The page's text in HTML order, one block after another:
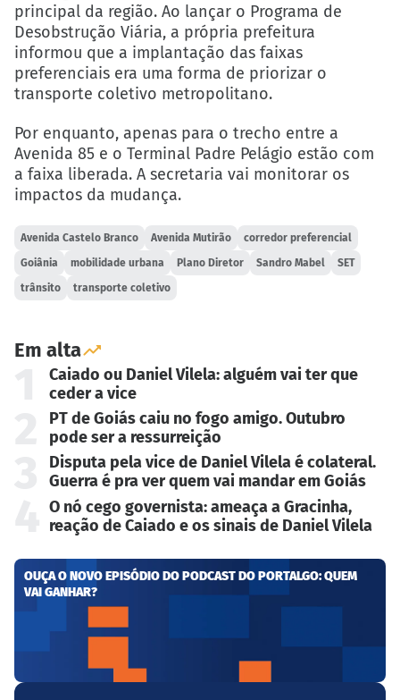
principal da região. Ao lançar o Programa de
Desobstrução Viária, a própria prefeitura
informou que a implantação das faixas
preferenciais era uma forma de priorizar o
transporte coletivo metropolitano.
Por enquanto, apenas para o trecho entre a
Avenida 85 e o Terminal Padre Pelágio estão com
a faixa liberada. A secretaria vai monitorar os
impactos da mudança.
Avenida Castelo Branco Avenida Mutirão corredor preferencial
Goiânia mobilidade urbana Plano Diretor Sandro Mabel SET
trânsito transporte coletivo
Em alta
Caiado ou Daniel Vilela: alguém vai ter que
ceder a vice
PT de Goiás caiu no fogo amigo. Outubro
pode ser a ressurreição
Disputa pela vice de Daniel Vilela é colateral.
Guerra é pra ver quem vai mandar em Goiás
O nó cego governista: ameaça a Gracinha,
reação de Caiado e os sinais de Daniel Vilela
OUÇA O NOVO EPISÓDIO DO PODCAST DO PORTALGO: QUEM
VAI GANHAR?